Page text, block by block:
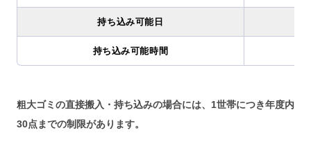
持ち込み可能日
持ち込み可能時間
粗大ゴミの直接搬入・持ち込みの場合には、1世帯につき年度内
30点までの制限があります。